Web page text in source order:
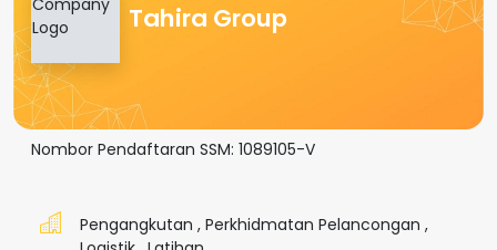
Tahira Group
Nombor Pendaftaran SSM: 1089105-V
Pengangkutan , Perkhidmatan Pelancongan ,